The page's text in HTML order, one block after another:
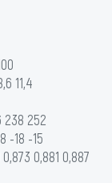
11,4
238 252
-18 -15
0,881 0,887